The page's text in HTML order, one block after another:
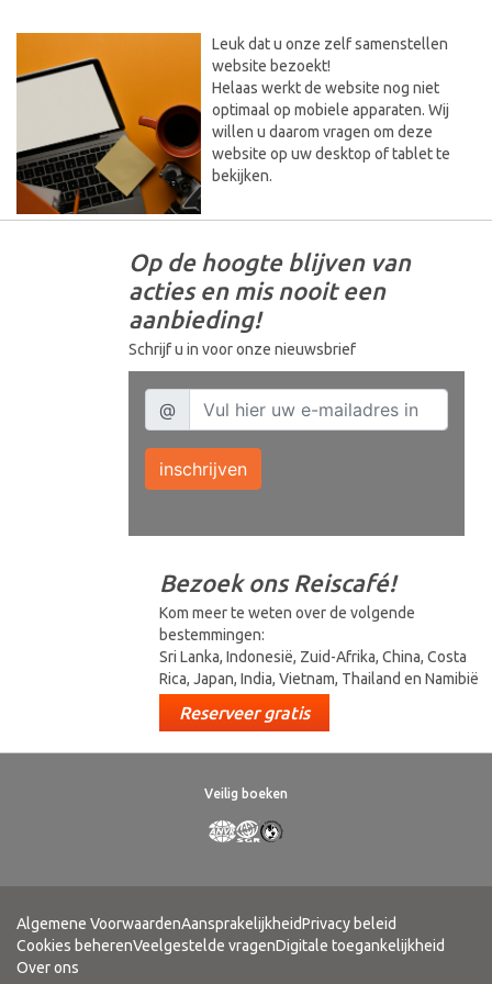
Leuk dat u onze zelf samenstellen
website bezoekt!
Helaas werkt de website nog niet
optimaal op mobiele apparaten. Wij
willen u daarom vragen om deze
website op uw desktop of tablet te
bekijken.
Op de hoogte blijven van
acties en mis nooit een
aanbieding!
Schrijf u in voor onze nieuwsbrief
Bezoek ons Reiscafé!
Kom meer te weten over de volgende
bestemmingen:
Sri Lanka, Indonesië, Zuid-Afrika, China, Costa
Rica, Japan, India, Vietnam, Thailand en Namibië
Reserveer gratis
Veilig boeken
Algemene VoorwaardenAansprakelijkheidPrivacy beleid
Cookies beherenVeelgestelde vragenDigitale toegankelijkheid
Over ons